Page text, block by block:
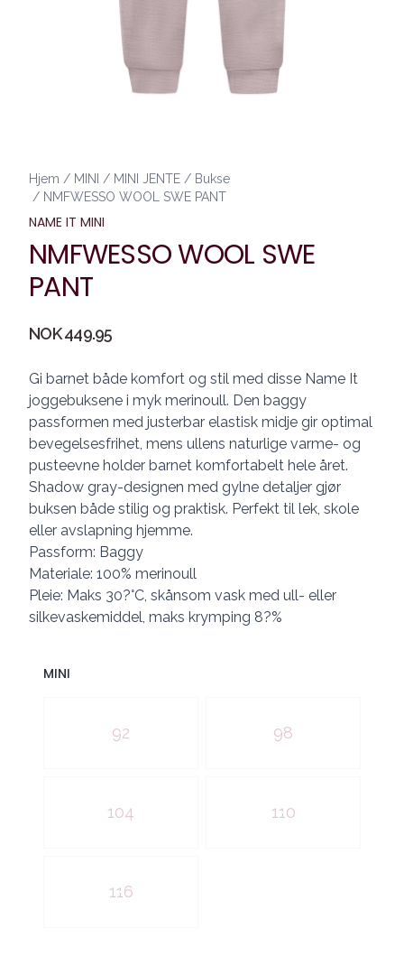
Hjem / MINI / MINI JENTE / Bukse
/ NMFWESSO WOOL SWE PANT
NAME IT MINI
NMFWESSO WOOL SWE
PANT
Produktdetaljer
NOK 449.95
Description
Gi barnet både komfort og stil med disse Name It
joggebuksene i myk merinoull. Den baggy
passformen med justerbar elastisk midje gir optimal
bevegelsesfrihet, mens ullens naturlige varme- og
pusteevne holder barnet komfortabelt hele året.
Shadow gray-designen med gylne detaljer gjør
buksen både stilig og praktisk. Perfekt til lek, skole
eller avslapning hjemme.
Passform: Baggy
Materiale: 100% merinoull
Pleie: Maks 30?°C, skånsom vask med ull- eller
silkevaskemiddel, maks krymping 8?%
MINI
92 98
104 110
116